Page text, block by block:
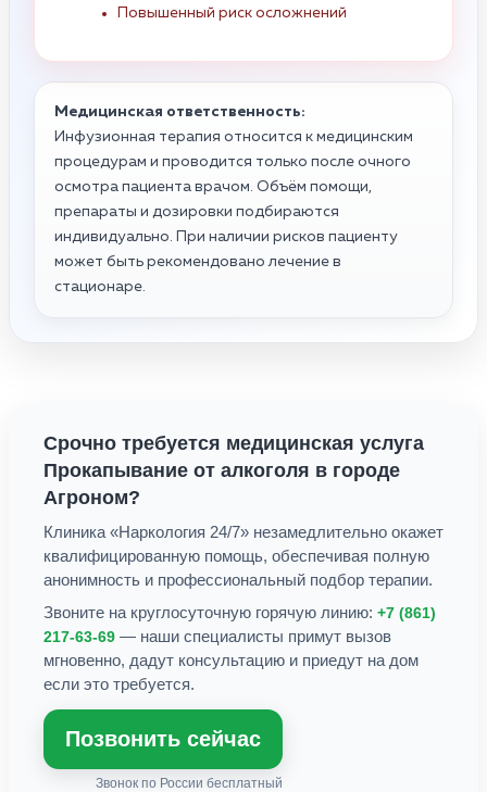
Повышенный риск осложнений
Медицинская ответственность:
Инфузионная терапия относится к медицинским
процедурам и проводится только после очного
осмотра пациента врачом. Объём помощи,
препараты и дозировки подбираются
индивидуально. При наличии рисков пациенту
может быть рекомендовано лечение в
стационаре.
Срочно требуется медицинская услуга
Прокапывание от алкоголя в городе
Агроном?
Клиника «Наркология 24/7» незамедлительно окажет
квалифицированную помощь, обеспечивая полную
анонимность и профессиональный подбор терапии.
Звоните на круглосуточную горячую линию: +7 (861)
217-63-69 — наши специалисты примут вызов
мгновенно, дадут консультацию и приедут на дом
если это требуется.
Позвонить сейчас
Звонок по России бесплатный